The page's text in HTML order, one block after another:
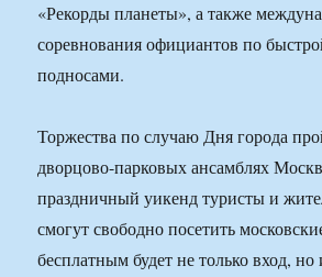
«Рекорды планеты», а также
соревнования официантов по
подносами.
Торжества по случаю Дня города
дворцово-парковых ансамблях
праздничный уикенд туристы и
смогут свободно посетить
бесплатным будет не только вход,